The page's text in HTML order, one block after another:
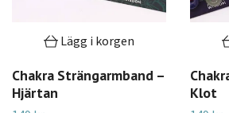
Lägg i korgen
Chakra Strängarmband –
Hjärtan
Klot